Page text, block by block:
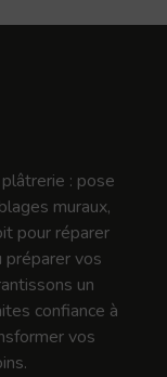
: pose
muraux,
pour réparer
préparer vos
un
confiance à
vos